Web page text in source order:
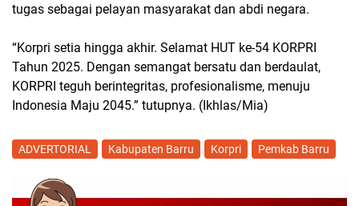
tugas sebagai pelayan masyarakat dan abdi negara.
“Korpri setia hingga akhir. Selamat HUT ke-54 KORPRI
Tahun 2025. Dengan semangat bersatu dan berdaulat,
KORPRI teguh berintegritas, profesionalisme, menuju
Indonesia Maju 2045.” tutupnya. (Ikhlas/Mia)
ADVERTORIAL Kabupaten Barru Korpri Pemkab Barru